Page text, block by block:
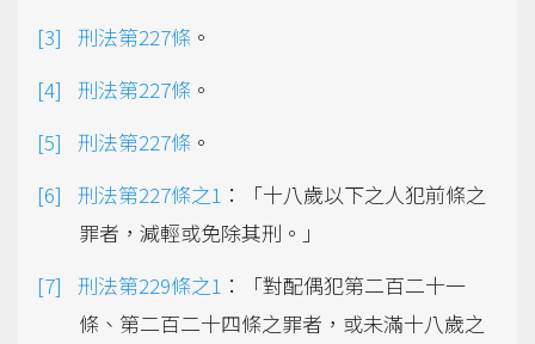
刑法第227條 。
刑法第227條 。
刑法第227條 。
刑法第227條之1 ：「十八歲以下之人犯前條之
罪者，減輕或免除其刑。」
刑法第229條之1 ：「對配偶犯第二百二十一
條、第二百二十四條之罪者，或未滿十八歲之